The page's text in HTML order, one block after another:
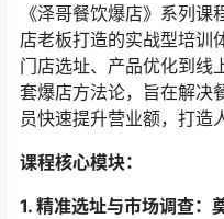
《泽哥餐饮爆店》系列
店老板打造的实战型培训
门店选址、产品优化到线
套爆店方法论，旨在解决
员快速提升营业额，打造
课程核心模块：​
1. 精准选址与市场调查：